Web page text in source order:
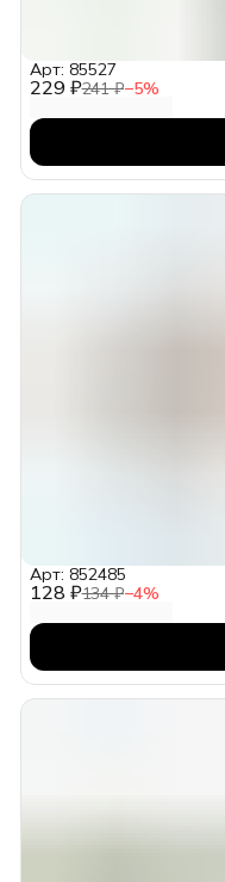
229 ₽241 ₽−5%
Арт: 85527
128 ₽134 ₽−4%
Арт: 852485